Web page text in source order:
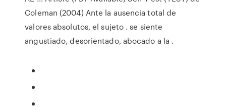
Coleman (2004) Ante la ausencia total de
valores absolutos, el sujeto . se siente
angustiado, desorientado, abocado a la .